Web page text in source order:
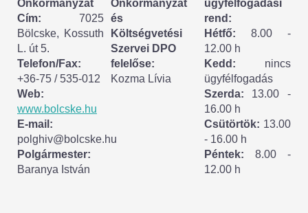
TESTVÉRTELEPÜLÉSÜNK:
CSÍKSZÉPVÍZ
VÁLASZTÁSI INFORMÁCIÓK
Választási szervek
Választási ügyintézés
2024. évi általános választások
Önkormányzat
Cím: 7025
Bölcske, Kossuth
L. út 5.
Telefon/Fax:
+36-75 / 535-012
Web:
www.bolcske.hu
E-mail:
polghiv@bolcske.hu
Polgármester:
Baranya István
Önkormányzat
és
Költségvetési
Szervei DPO
felelőse:
Kozma Lívia
ügyfélfogadási
rend:
Hétfő: 8.00 -
12.00 h
Kedd: nincs
ügyfélfogadás
Szerda: 13.00 -
16.00 h
Csütörtök: 13.00
- 16.00 h
Péntek: 8.00 -
12.00 h